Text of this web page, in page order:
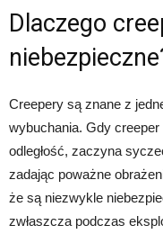
Dlaczego
Creepery są znane z
wybuchania. Gdy
odległość, zaczyna
zadając poważne
że są niezwykle
zwłaszcza podczas